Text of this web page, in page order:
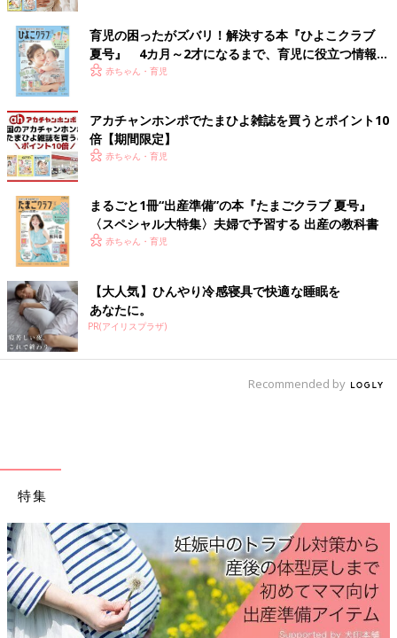
カジュアルコーデに最適！ビッグフラワーがポイン
トの淡色トップス
出典：Instagramアカウント「sutchama_ikuji」
こちらはsutchama_ikujiさんがおすすめしている、花柄のトレー
ナー。ぷっくりとした大きな花が可愛いデザインで、カジュアル
コーデにぴったり♪ 冬はブラウンやブラックと合わせたコーデ、
育児の困ったがズバリ！解決する本『ひよこクラブ
夏号』 4カ月～2才になるまで、育児に役立つ情報が
いっぱい！
赤ちゃん・育児
アカチャンホンポでたまひよ雑誌を買うとポイント10
倍【期間限定】
赤ちゃん・育児
まるごと1冊“出産準備”の本『たまごクラブ 夏号』
〈スペシャル大特集〉夫婦で予習する 出産の教科書
赤ちゃん・育児
【大人気】ひんやり冷感寝具で快適な睡眠を
あなたに。
PR(アイリスプラザ)
Recommended by
特集